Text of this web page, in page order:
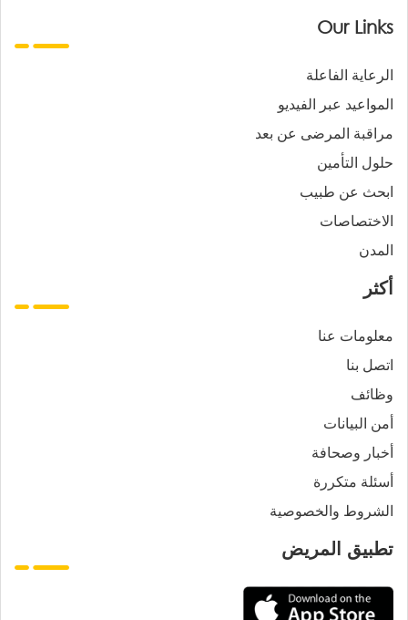
Our Links
الرعاية الفاعلة
المواعيد عبر الفيديو
مراقبة المرضى عن بعد
حلول التأمين
ابحث عن طبيب
الاختصاصات
المدن
أكثر
معلومات عنا
اتصل بنا
وظائف
أمن البيانات
أخبار وصحافة
أسئلة متكررة
الشروط والخصوصية
تطبيق المريض